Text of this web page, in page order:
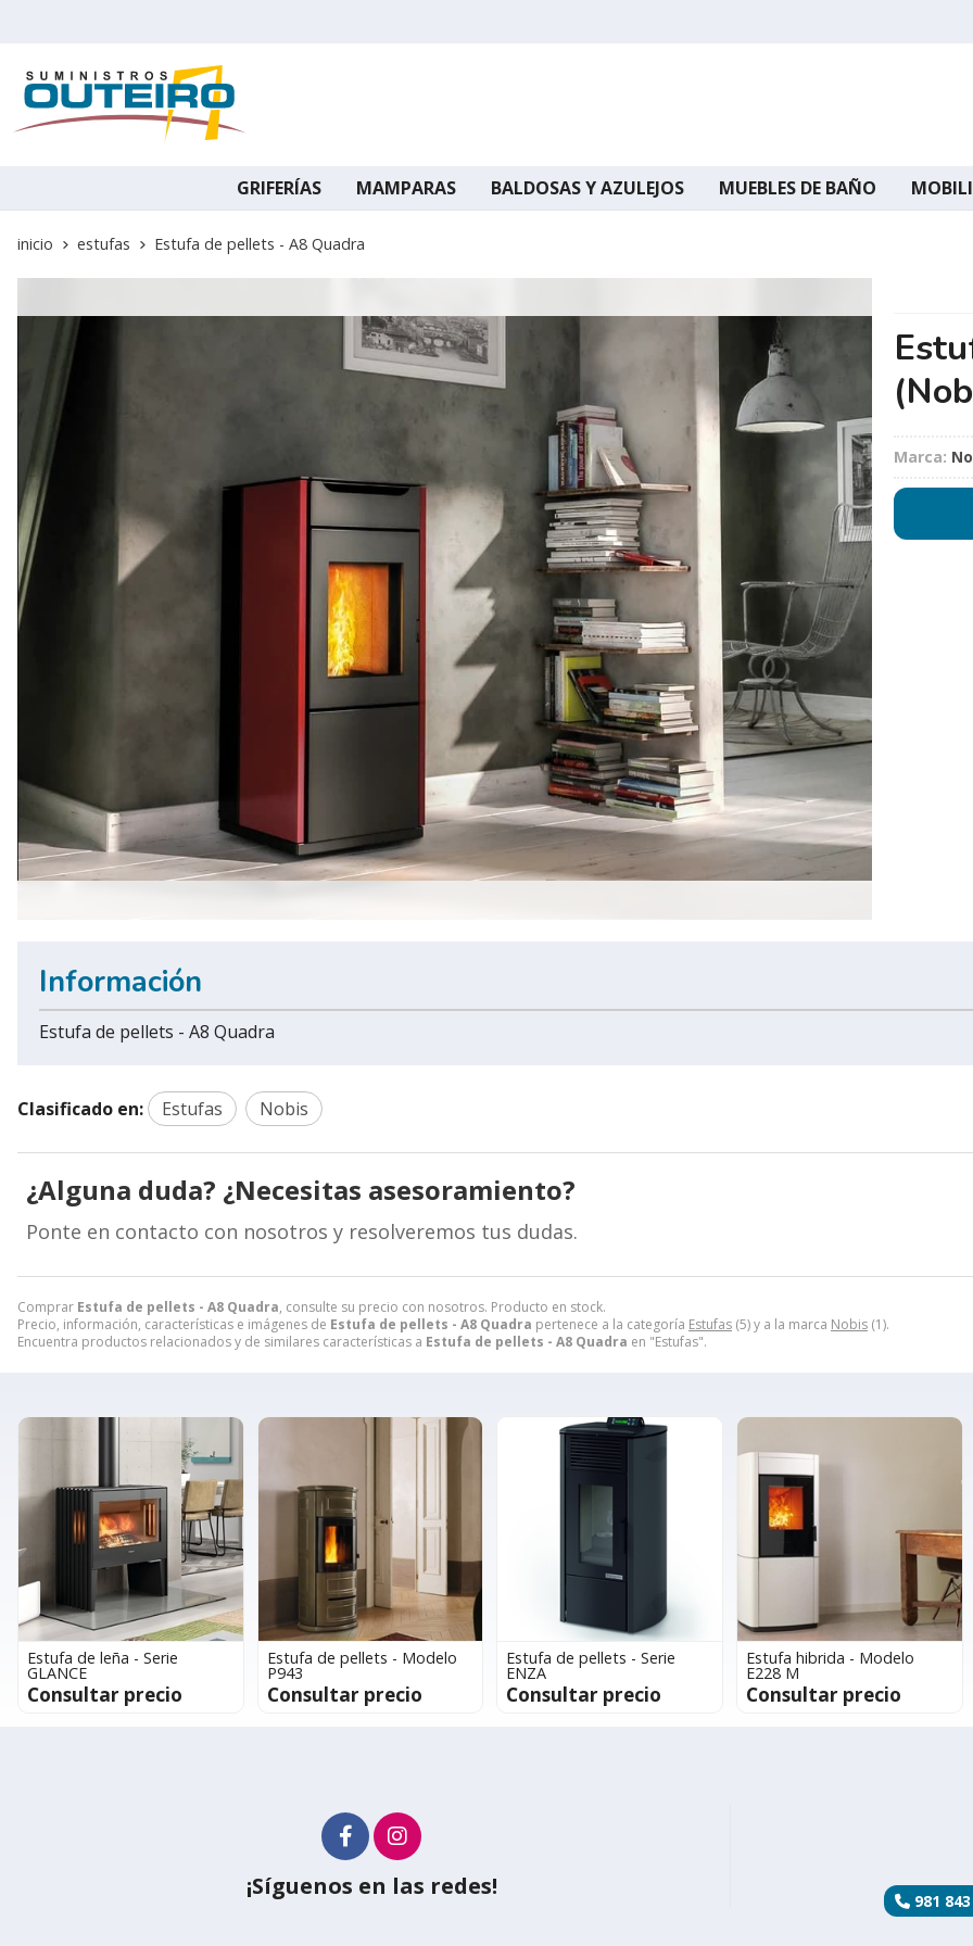
GRIFERÍAS MAMPARAS BALDOSAS Y AZULEJOS MUEBLES DE BAÑO
inicio estufas Estufa de pellets - A8 Quadra
Marca:
Comprar Estufa de pellets - A8 Quadra, consulte su precio con nosotros. Producto en stock.
Precio, información, características e imágenes de Estufa de pellets - A8 Quadra pertenece a la categoría Estufas (5) y a la marca Nobis (1).
Encuentra productos relacionados y de similares características a Estufa de pellets - A8 Quadra en "Estufas".
Información
Estufa de pellets - A8 Quadra
Clasificado en: Estufas Nobis
¿Alguna duda? ¿Necesitas asesoramiento?
Ponte en contacto con nosotros y resolveremos tus dudas.
Estufa de leña - Serie
GLANCE
Consultar precio
Estufa de pellets - Modelo
P943
Consultar precio
Estufa de pellets - Serie
ENZA
Consultar precio
Estufa hibrida - Modelo
E228 M
Consultar precio
¡Síguenos en las redes!
981